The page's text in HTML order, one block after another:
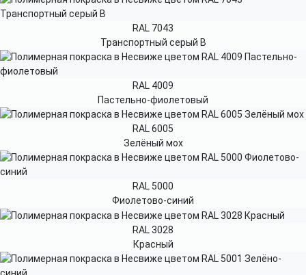
RAL 7043
Транспортный серый B
RAL 4009
Пастельно-фиолетовый
RAL 6005
Зелёный мох
RAL 5000
Фиолетово-синий
RAL 3028
Красный